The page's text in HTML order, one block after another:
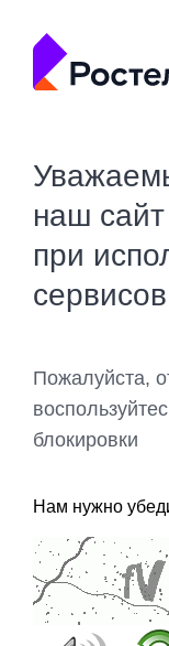
наш
при
сервисов
Пожалуйста,
блокировки
Нам нужно